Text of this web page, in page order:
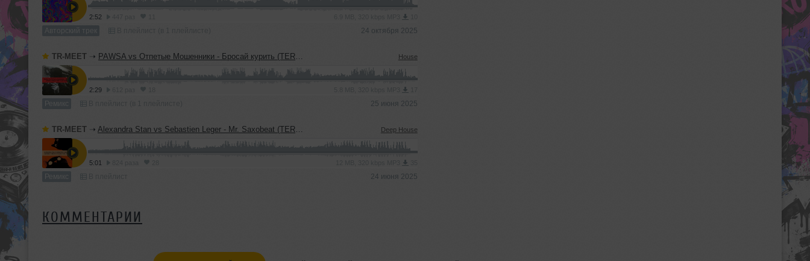
2:52
Авторский трек 24 октября 2025
TR-MEET ➝ PAWSA vs Отпетые Мошенники - Бросай курить (TERMIT 'Dirty Cash' Blend) House
2:29
Ремикс 25 июня 2025
TR-MEET ➝ Alexandra Stan vs Sebastien Leger - Mr. Saxobeat (TERMIT & Yuliana 'Duel' Blend) Deep House
5:01
Ремикс 24 июня 2025
КОММЕНТАРИИ